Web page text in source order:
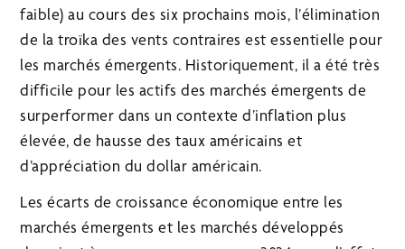
faible) au cours des six prochains mois, l’élimination
de la troïka des vents contraires est essentielle pour
les marchés émergents. Historiquement, il a été très
difficile pour les actifs des marchés émergents de
surperformer dans un contexte d’inflation plus
élevée, de hausse des taux américains et
d’appréciation du dollar américain.
Les écarts de croissance économique entre les
marchés émergents et les marchés développés